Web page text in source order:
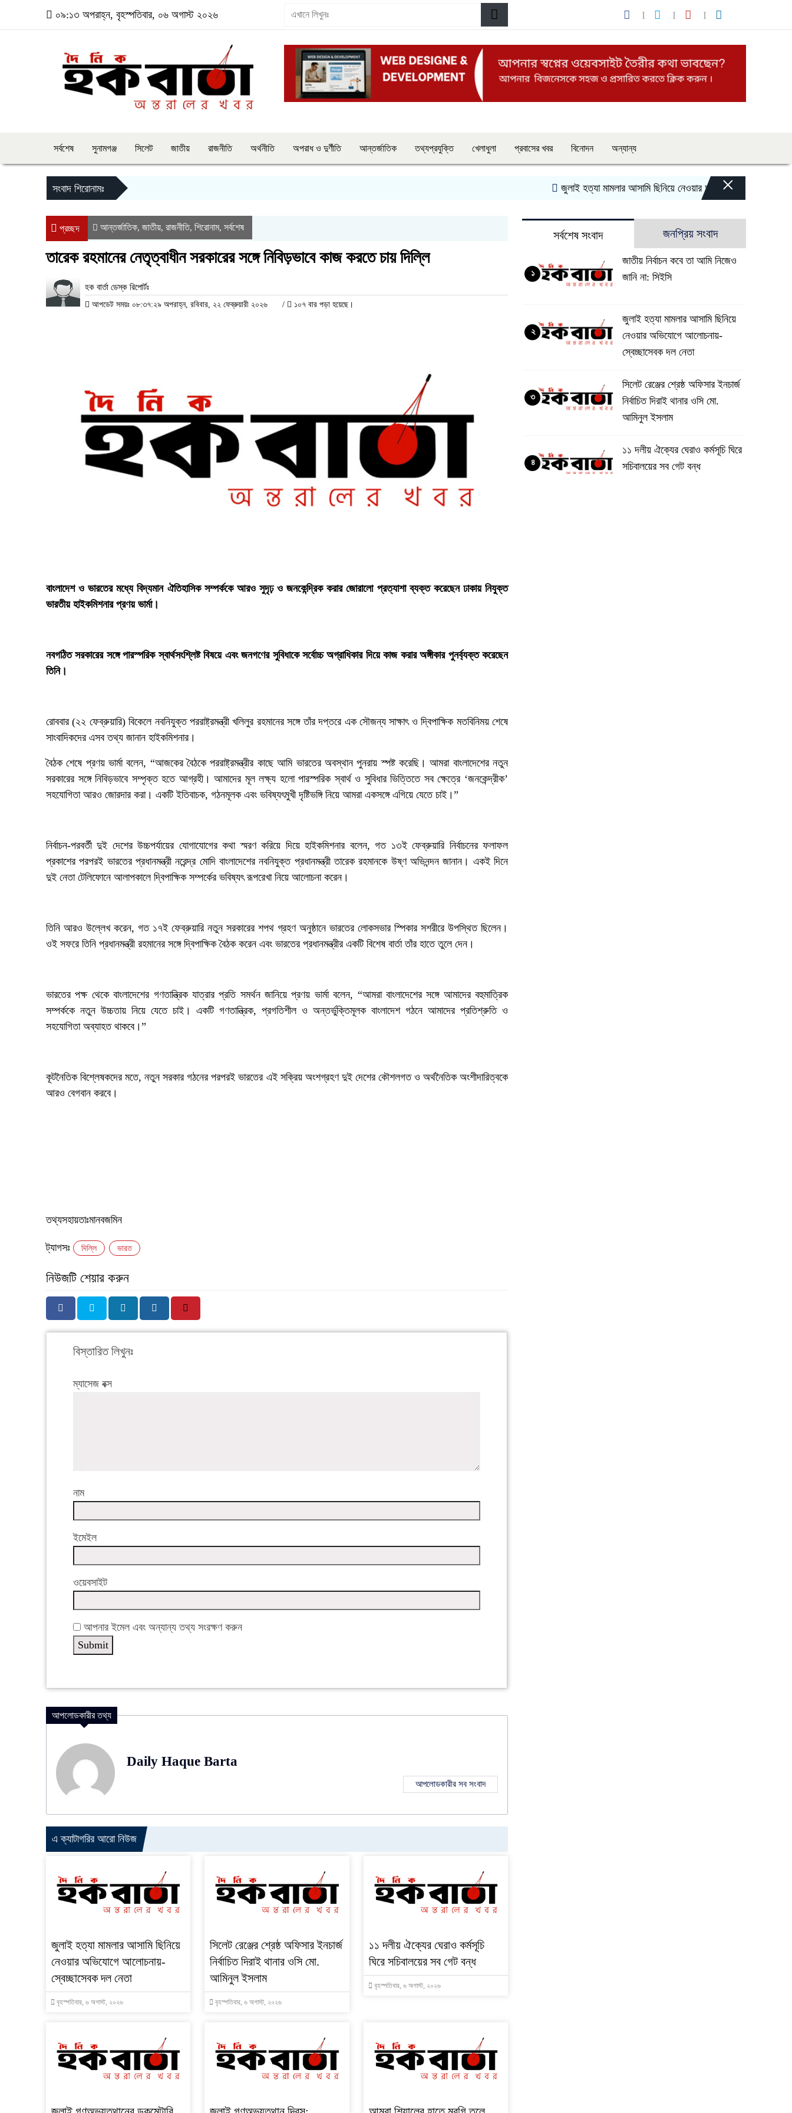
০৯:১৩ অপরাহ্ন, বৃহস্পতিবার, ০৬ অগাস্ট ২০২৬
সর্বশেষ সুনামগঞ্জ সিলেট জাতীয় রাজনীতি অর্থনীতি অপরাধ ও দুর্ণীতি আন্তর্জাতিক তথ্যপ্রযুক্তি খেলাধুলা প্রবাসের খবর বিনোদন অন্যান্য
সংবাদ শিরোনামঃ জুলাই হত্যা মামলার আসামি ছিনিয়ে নেওয়ার অভিযোগে আলোচনায়-
×
প্রচ্ছদ আন্তর্জাতিক, জাতীয়, রাজনীতি, শিরোনাম, সর্বশেষ
তারেক রহমানের নেতৃত্বাধীন সরকারের সঙ্গে নিবিড়ভাবে কাজ করতে চায় দিল্লি
হক বার্তা ডেস্ক রিপোর্টঃ
আপডেট সময়ঃ ০৮:৩৭:২৯ অপরাহ্ন, রবিবার, ২২ ফেব্রুয়ারী ২০২৬ / ১০৭ বার পড়া হয়েছে।
‎বাংলাদেশ ও ভারতের মধ্যে বিদ্যমান ঐতিহাসিক সম্পর্ককে আরও সুদৃঢ় ও জনকেন্দ্রিক করার জোরালো প্রত্যাশা ব্যক্ত করেছেন ঢাকায় নিযুক্ত
ভারতীয় হাইকমিশনার প্রণয় ভার্মা।
নবগঠিত সরকারের সঙ্গে পারস্পরিক স্বার্থসংশ্লিষ্ট বিষয়ে এবং জনগণের সুবিধাকে সর্বোচ্চ অগ্রাধিকার দিয়ে কাজ করার অঙ্গীকার পুনর্ব্যক্ত করেছেন
তিনি।
রোববার (২২ ফেব্রুয়ারি) বিকেলে নবনিযুক্ত পররাষ্ট্রমন্ত্রী খলিলুর রহমানের সঙ্গে তাঁর দপ্তরে এক সৌজন্য সাক্ষাৎ ও দ্বিপাক্ষিক মতবিনিময় শেষে
সাংবাদিকদের এসব তথ্য জানান হাইকমিশনার।
‎বৈঠক শেষে প্রণয় ভার্মা বলেন, “আজকের বৈঠকে পররাষ্ট্রমন্ত্রীর কাছে আমি ভারতের অবস্থান পুনরায় স্পষ্ট করেছি। আমরা বাংলাদেশের নতুন
সরকারের সঙ্গে নিবিড়ভাবে সম্পৃক্ত হতে আগ্রহী। আমাদের মূল লক্ষ্য হলো পারস্পরিক স্বার্থ ও সুবিধার ভিত্তিতে সব ক্ষেত্রে ‘জনকেন্দ্রীক’
সহযোগিতা আরও জোরদার করা। একটি ইতিবাচক, গঠনমূলক এবং ভবিষ্যৎমুখী দৃষ্টিভঙ্গি নিয়ে আমরা একসঙ্গে এগিয়ে যেতে চাই।”
‎নির্বাচন-পরবর্তী দুই দেশের উচ্চপর্যায়ের যোগাযোগের কথা স্মরণ করিয়ে দিয়ে হাইকমিশনার বলেন, গত ১৩ই ফেব্রুয়ারি নির্বাচনের ফলাফল
প্রকাশের পরপরই ভারতের প্রধানমন্ত্রী নরেন্দ্র মোদি বাংলাদেশের নবনিযুক্ত প্রধানমন্ত্রী তারেক রহমানকে উষ্ণ অভিনন্দন জানান। একই দিনে
দুই নেতা টেলিফোনে আলাপকালে দ্বিপাক্ষিক সম্পর্কের ভবিষ্যৎ রূপরেখা নিয়ে আলোচনা করেন।
‎তিনি আরও উল্লেখ করেন, গত ১৭ই ফেব্রুয়ারি নতুন সরকারের শপথ গ্রহণ অনুষ্ঠানে ভারতের লোকসভার স্পিকার সশরীরে উপস্থিত ছিলেন।
ওই সফরে তিনি প্রধানমন্ত্রী রহমানের সঙ্গে দ্বিপাক্ষিক বৈঠক করেন এবং ভারতের প্রধানমন্ত্রীর একটি বিশেষ বার্তা তাঁর হাতে তুলে দেন।
‎ভারতের পক্ষ থেকে বাংলাদেশের গণতান্ত্রিক যাত্রার প্রতি সমর্থন জানিয়ে প্রণয় ভার্মা বলেন, “আমরা বাংলাদেশের সঙ্গে আমাদের বহুমাত্রিক
সম্পর্ককে নতুন উচ্চতায় নিয়ে যেতে চাই। একটি গণতান্ত্রিক, প্রগতিশীল ও অন্তর্ভুক্তিমূলক বাংলাদেশ গঠনে আমাদের প্রতিশ্রুতি ও
সহযোগিতা অব্যাহত থাকবে।”
‎কূটনৈতিক বিশ্লেষকদের মতে, নতুন সরকার গঠনের পরপরই ভারতের এই সক্রিয় অংশগ্রহণ দুই দেশের কৌশলগত ও অর্থনৈতিক অংশীদারিত্বকে
আরও বেগবান করবে।
‎তথ্যসহায়তাঃমানবজমিন
ট্যাগসঃ দিল্লি ভারত
নিউজটি শেয়ার করুন
বিস্তারিত লিখুনঃ
ম্যাসেজ বক্স
নাম
ইমেইল
ওয়েবসাইট
আপনার ইমেল এবং অন্যান্য তথ্য সংরক্ষণ করুন
আপলোডকারীর তথ্য
Daily Haque Barta
আপলোডকারীর সব সংবাদ
এ ক্যাটাগরির আরো নিউজ
জুলাই হত্যা মামলার আসামি ছিনিয়ে
নেওয়ার অভিযোগে আলোচনায়-
স্বেচ্ছাসেবক দল নেতা
বৃহস্পতিবার, ৬ অগাস্ট, ২০২৬
‎সিলেট রেঞ্জের শ্রেষ্ঠ অফিসার ইনচার্জ
নির্বাচিত দিরাই থানার ওসি মো.
আমিনুল ইসলাম
বৃহস্পতিবার, ৬ অগাস্ট, ২০২৬
‎১১ দলীয় ঐক্যের ঘেরাও কর্মসূচি
ঘিরে সচিবালয়ের সব গেট বন্ধ
বৃহস্পতিবার, ৬ অগাস্ট, ২০২৬
সর্বশেষ সংবাদ জনপ্রিয় সংবাদ
জাতীয় নির্বাচন কবে তা আমি নিজেও
জানি না: সিইসি
১
জুলাই হত্যা মামলার আসামি ছিনিয়ে
নেওয়ার অভিযোগে আলোচনায়-
স্বেচ্ছাসেবক দল নেতা
২
‎সিলেট রেঞ্জের শ্রেষ্ঠ অফিসার ইনচার্জ
নির্বাচিত দিরাই থানার ওসি মো.
আমিনুল ইসলাম
৩
‎১১ দলীয় ঐক্যের ঘেরাও কর্মসূচি ঘিরে
সচিবালয়ের সব গেট বন্ধ
৪